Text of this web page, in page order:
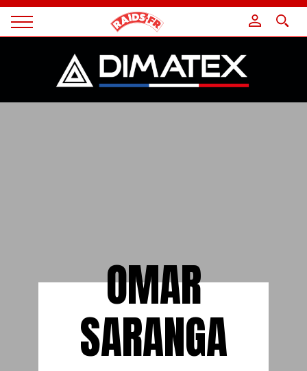
Magazine
OMAR
SARANGA
Panneau de gestion des cookies